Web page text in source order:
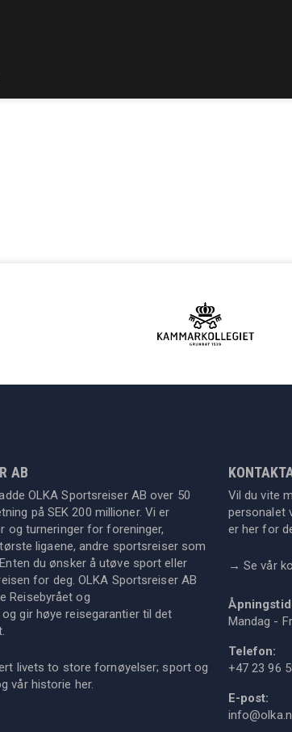
AB
OLKA Sportsreiser AB over 50
på SEK 200 millioner. Vi er
og turneringer for foreninger,
ligaene, andre sportsreiser som
du ønsker å utøve sport eller
for deg. OLKA Sportsreiser AB
Reisebyrået og
gir høye reisegarantier til det
livets to store fornøyelser; sport og
vår historie her.
Vil du vite
personalet
er her for
→ Se vår
Mandag -
Telefon:
+47 23 96
E-post: